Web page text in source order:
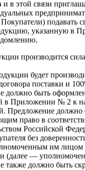
и в этой связи
подавать
указанную в
производится
будет
поставки и
должно быть
в Приложении № 2 к
Предложение должно
право в
Российской
без
им лицом
(далее —
также должно быть